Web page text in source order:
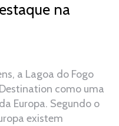
na
a Lagoa do Fogo
como uma
Europa. Segundo o
existem